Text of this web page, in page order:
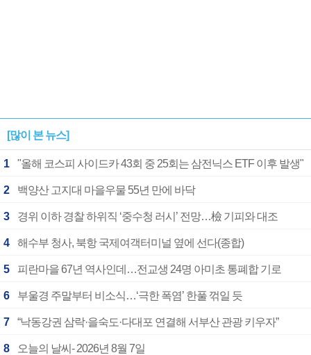
[많이 본 뉴스]
1 "올해 코스피 사이드카 43회 중 25회는 삼전닉스 ETF 이후 발생"
2 백양산 고지대 마을우물 55년 만에 바닥
3 경위 이하 경찰 하위직 ‘중수청 러시’ 전망…檢 기피와 대조
4 해수부 청사, 북항 국제여객터미널 옆에 선다(종합)
5 피란마을 67년 역사인데…전교생 24명 아미초 통폐합 기로
6 부울경 주말부터 비소식…‘극한 폭염’ 한풀 꺾일 듯
7 “낙동강권 삼락·을숙도·다대포 연결해 서부산 관광 키우자”
8 오늘의 날씨- 2026년 8월 7일